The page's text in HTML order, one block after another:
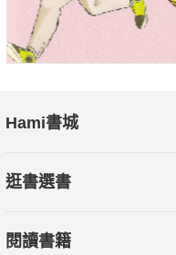
Hami書城
逛書選書
閱讀書籍